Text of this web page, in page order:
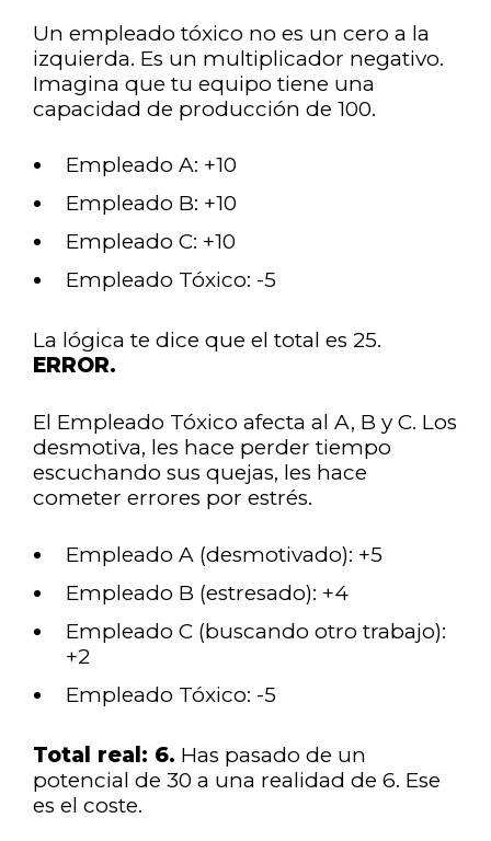
Un empleado tóxico no es un cero a la
izquierda. Es un multiplicador negativo.
Imagina que tu equipo tiene una
capacidad de producción de 100.
Empleado A: +10
Empleado B: +10
Empleado C: +10
Empleado Tóxico: -5
La lógica te dice que el total es 25.
ERROR.
El Empleado Tóxico afecta al A, B y C. Los
desmotiva, les hace perder tiempo
escuchando sus quejas, les hace
cometer errores por estrés.
Empleado A (desmotivado): +5
Empleado B (estresado): +4
Empleado C (buscando otro trabajo):
+2
Empleado Tóxico: -5
Total real: 6. Has pasado de un
potencial de 30 a una realidad de 6. Ese
es el coste.